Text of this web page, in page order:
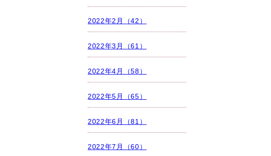
2022年2月（42）
2022年3月（61）
2022年4月（58）
2022年5月（65）
2022年6月（81）
2022年7月（60）